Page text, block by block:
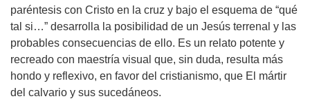
paréntesis con Cristo en la cruz y bajo el esquema de “qué
tal si…” desarrolla la posibilidad de un Jesús terrenal y las
probables consecuencias de ello. Es un relato potente y
recreado con maestría visual que, sin duda, resulta más
hondo y reflexivo, en favor del cristianismo, que El mártir
del calvario y sus sucedáneos.